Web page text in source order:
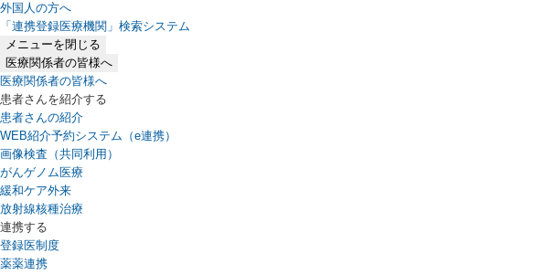
外国人の方へ
「連携登録医療機関」検索システム
（新しいタブで開きます）
メニューを閉じる
医療関係者の皆様へ
医療関係者の皆様へ
患者さんを紹介する
患者さんの紹介
WEB紹介予約システム（e連携）
（新しいタブで開きます）
画像検査（共同利用）
がんゲノム医療
緩和ケア外来
放射線核種治療
連携する
登録医制度
薬薬連携